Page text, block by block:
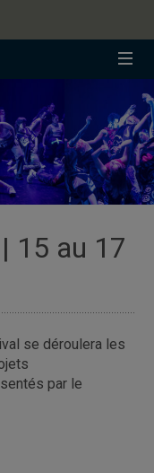
15 au 17
se déroulera les
par le